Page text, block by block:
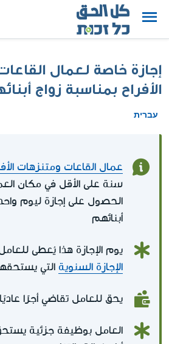
إجازة خاصة لعمال
الأفراح بمناسبة زواج
עברית
عمال القاعات ومتنزهات
سنة على الأقل في مكان
الحصول على إجازة ليوم
أبنائهم
يوم الإجازة هذا يُعطى
الإجازة السنوية التي
يحق للعامل تقاضي أجرًا
العامل بوظيفة جزئية